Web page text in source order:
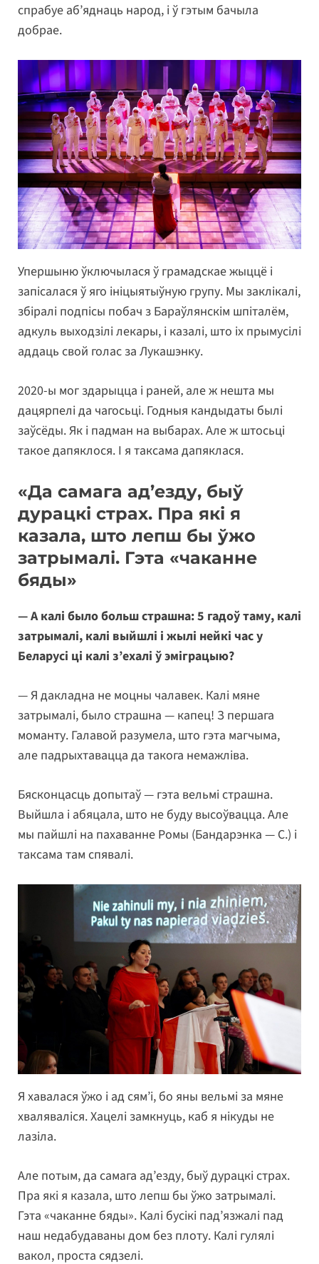
спрабуе аб’яднаць народ, і ў гэтым бачыла
добрае.
Упершыню ўключылася ў грамадскае жыццё і
запісалася ў яго ініцыятыўную групу. Мы заклікалі,
збіралі подпісы побач з Бараўлянскім шпіталём,
адкуль выходзілі лекары, і казалі, што іх прымусілі
аддаць свой голас за Лукашэнку.
2020-ы мог здарыцца і раней, але ж нешта мы
дацярпелі да чагосьці. Годныя кандыдаты былі
заўсёды. Як і падман на выбарах. Але ж штосьці
такое дапяклося. І я таксама дапяклася.
«Да самага ад’езду, быў
дурацкі страх. Пра які я
казала, што лепш бы ўжо
затрымалі. Гэта «чаканне
бяды»
— А калі было больш страшна: 5 гадоў таму, калі
затрымалі, калі выйшлі і жылі нейкі час у
Беларусі ці калі з’ехалі ў эміграцыю?
— Я дакладна не моцны чалавек. Калі мяне
затрымалі, было страшна — капец! З першага
моманту. Галавой разумела, што гэта магчыма,
але падрыхтавацца да такога немажліва.
Бясконцасць допытаў — гэта вельмі страшна.
Выйшла і абяцала, што не буду высоўвацца. Але
мы пайшлі на пахаванне Ромы (Бандарэнка — С.) і
таксама там спявалі.
Я хавалася ўжо і ад сям’і, бо яны вельмі за мяне
хваляваліся. Хацелі замкнуць, каб я нікуды не
лазіла.
Але потым, да самага ад’езду, быў дурацкі страх.
Пра які я казала, што лепш бы ўжо затрымалі.
Гэта «чаканне бяды». Калі бусікі пад’язжалі пад
наш недабудаваны дом без плоту. Калі гулялі
вакол, проста сядзелі.